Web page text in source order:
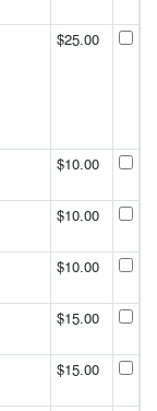
$25.00
$10.00
$10.00
$10.00
$15.00
$15.00